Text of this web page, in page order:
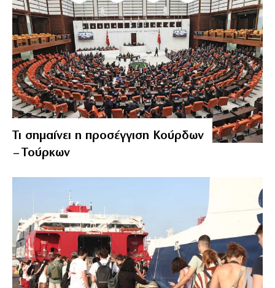
Τι σημαίνει η προσέγγιση Κούρδων
– Τούρκων